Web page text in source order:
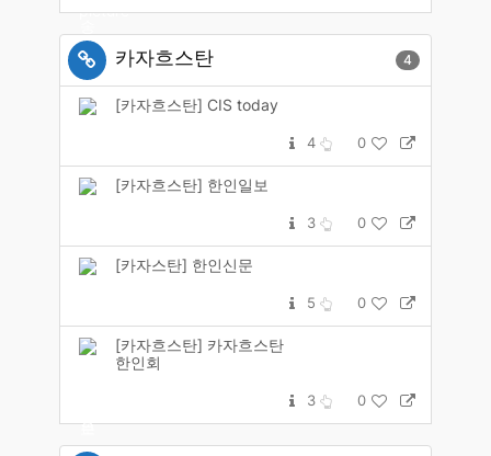
카자흐스탄 4
[카자흐스탄] CIS today
4 0
[카자흐스탄] 한인일보
3 0
[카자스탄] 한인신문
5 0
[카자흐스탄] 카자흐스탄
한인회
3 0